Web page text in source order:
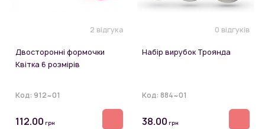
2 відгука
Двосторонні формочки
Квітка 6 розмірів
Код: 912~01
112.00 грн
0 відгуків
Набір вирубок Троянда
Код: 884~01
38.00 грн